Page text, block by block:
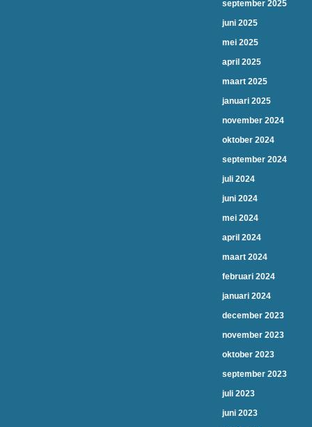
september 2025
juni 2025
mei 2025
april 2025
maart 2025
januari 2025
november 2024
oktober 2024
september 2024
juli 2024
juni 2024
mei 2024
april 2024
maart 2024
februari 2024
januari 2024
december 2023
november 2023
oktober 2023
september 2023
juli 2023
juni 2023